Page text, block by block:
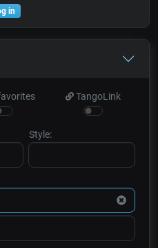
in
TangoLink
Style: